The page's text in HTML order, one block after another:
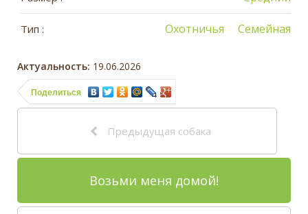
Тип : Семейная
Охотничья
Актуальность: 19.06.2026
Поделиться
Предыдущая собака
Возьми меня домой!